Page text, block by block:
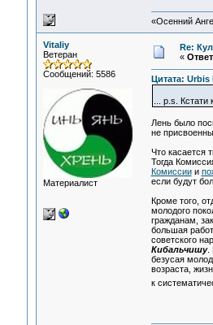
«Осенний
Vitaliy
Ветеран
Сообщений: 5586
Материалист
Re:
«
Цитата: Urbis
... p.s.
Лень было
не
Что касается
Тогда
Комиссиии
если будут
Кроме того,
молодого
гражданам,
большая
советского
Кибальчишу.
безусая
возраста,
к